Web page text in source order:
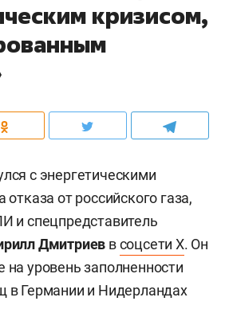
кризисом,
с энергетическими
отказа от российского газа,
и спецпредставитель
Дмитриев всоцсети X. Он
на уровень заполненности
в Германии и Нидерландах